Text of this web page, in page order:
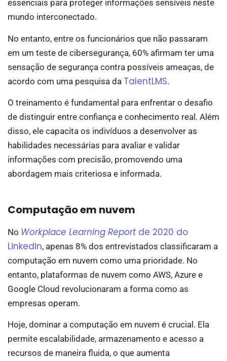
essenciais para proteger informações sensíveis neste
mundo interconectado.
No entanto, entre os funcionários que não passaram
em um teste de cibersegurança, 60% afirmam ter uma
sensação de segurança contra possíveis ameaças, de
acordo com uma pesquisa da TalentLMS.
O treinamento é fundamental para enfrentar o desafio
de distinguir entre confiança e conhecimento real. Além
disso, ele capacita os indivíduos a desenvolver as
habilidades necessárias para avaliar e validar
informações com precisão, promovendo uma
abordagem mais criteriosa e informada.
Computação em nuvem
No Workplace Learning Reportde 2020 do
LinkedIn, apenas 8% dos entrevistados classificaram a
computação em nuvem como uma prioridade. No
entanto, plataformas de nuvem como AWS, Azure e
Google Cloud revolucionaram a forma como as
empresas operam.
Hoje, dominar a computação em nuvem é crucial. Ela
permite escalabilidade, armazenamento e acesso a
recursos de maneira fluida, o que aumenta